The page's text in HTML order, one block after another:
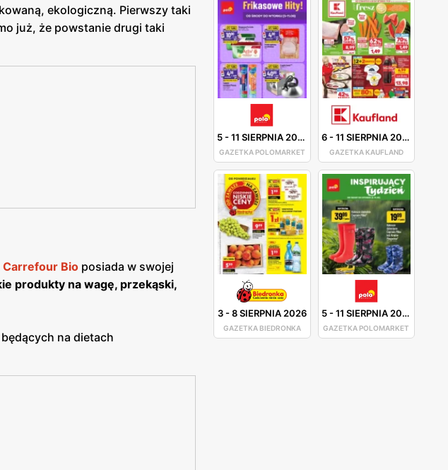
5-11 SIERPNIA 2026
GAZETKA POLOMARKET
6-11 SIERPNIA 2026
GAZETKA KAUFLAND
3-8 SIERPNIA 2026
GAZETKA BIEDRONKA
5-11 SIERPNIA 2026
GAZETKA POLOMARKET
ekologiczną. Pierwszy taki
już, że powstanie drugi taki
Carrefour Bio posiada w swojej
produkty na wagę, przekąski,
na dietach